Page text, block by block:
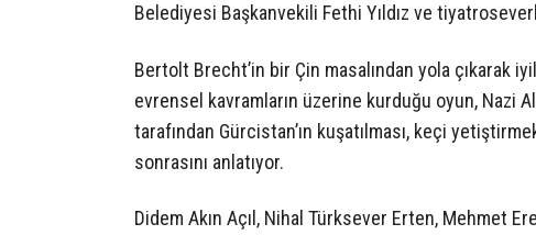
Belediyesi Başkanvekili Fethi Yıldız ve
Bertolt Brecht’in bir Çin masalından yola çıkarak
evrensel kavramların üzerine kurduğu oyun, Nazi
tarafından Gürcistan’ın kuşatılması, keçi
sonrasını anlatıyor.
Didem Akın Açıl, Nihal Türksever Erten, Mehmet